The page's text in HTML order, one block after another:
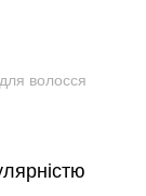
волосся